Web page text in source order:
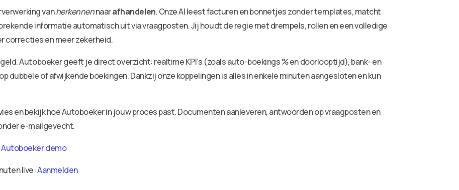
vanherkennennaarafhandelen. Onze AI leest facturen en bonnetjes zonder templates, matcht
informatie automatisch uit via vraagposten. Jij houdt de regie met drempels, rollen en een volledige
correcties en meer zekerheid.
Autoboeker geeft je direct overzicht: realtime KPI’s (zoals auto-boekings % en doorlooptijd), bank- en
dubbele of afwijkende boekingen. Dankzij onze koppelingen is alles in enkele minuten aangesloten en kun
en bekijk hoe Autoboeker in jouw proces past. Documenten aanleveren, antwoorden op vraagposten en
e-mailgevecht.
Autoboeker demo
live:Aanmelden